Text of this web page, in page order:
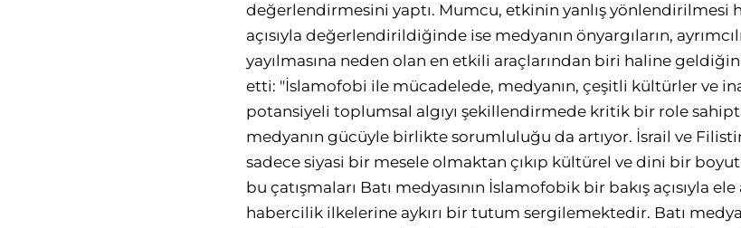
değerlendirmesini yaptı. Mumcu, etkinin yanlış yönlendirilmesi
açısıyla değerlendirildiğinde ise medyanın önyargıların,
yayılmasına neden olan en etkili araçlarından biri haline
etti: "İslamofobi ile mücadelede, medyanın, çeşitli kültürler ve
potansiyeli toplumsal algıyı şekillendirmede kritik bir role
medyanın gücüyle birlikte sorumluluğu da artıyor. İsrail ve
sadece siyasi bir mesele olmaktan çıkıp kültürel ve dini bir
bu çatışmaları Batı medyasının İslamofobik bir bakış açısıyla
habercilik ilkelerine aykırı bir tutum sergilemektedir. Batı